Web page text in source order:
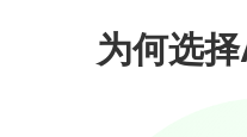
为何选